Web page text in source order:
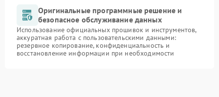
Оригинальные программные решение и
безопасное обслуживание данных
Использование официальных прошивок и инструментов,
аккуратная работа с пользовательскими данными:
резервное копирование, конфиденциальность и
восстановление информации при необходимости